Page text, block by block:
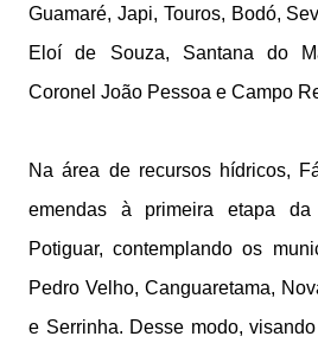
Guamaré, Japi, Touros, Bodó,
Eloí de Souza, Santana do
Coronel João Pessoa e Campo
Na área de recursos hídricos,
emendas à primeira etapa
Potiguar, contemplando os
Pedro Velho, Canguaretama,
e Serrinha. Desse modo,